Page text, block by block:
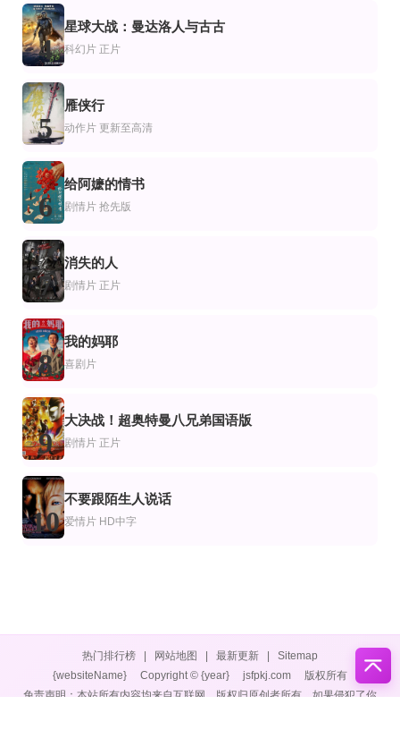
正片
亚当的包裹
安德鲁·罗杰斯,塞雷娜·亨德里克斯,谢伊·丹尼森,蒂姆·莫伦,拉梅尔·艾尔
HD中字
毒魔复仇
彼特·丁拉基,雅各布·特伦布莱,伊利亚·伍德,凯文·贝肯,简·利维,梅肯·布莱尔,朱
正片
鬼马天师(国语版)
袁日初,袁信义,袁祥仁,朱海玲,任世官
钢铁少女：究极神兵
亚纱美,明日花绮罗,岩永洋昭,森下悠里,岸明日香,河合龙之介
沧州绝招
安亚平,巢萍
百年爱情
莱莎·威尔逊,拉塞尔·奎因,克里斯蒂娜·恩卡纳西翁,唐·迪米特里·约瑟夫,苏珊·科
4
星球大战：曼达洛人与古古
科幻片 正片
5
雁侠行
动作片 更新至高清
6
给阿嬷的情书
剧情片 抢先版
7
消失的人
剧情片 正片
8
我的妈耶
喜剧片
9
大决战！超奥特曼八兄弟国语版
剧情片 正片
10
不要跟陌生人说话
爱情片 HD中字
热门排行榜 网站地图 最新更新
Sitemap
{websiteName}
Copyright © {year} jsfpkj.com
版权所有
免责声明：本站所有内容均来自互联网，版权归原创者所有，如果侵犯了你